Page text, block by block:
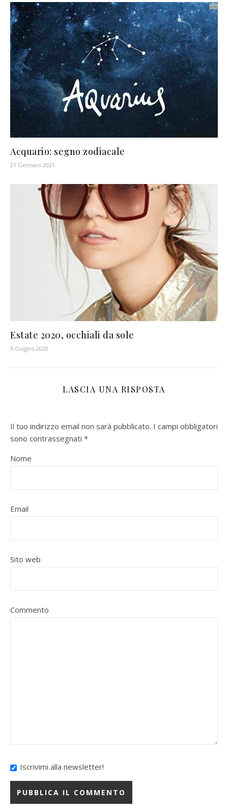
Acquario: segno zodiacale
21 Gennaio 2021
Estate 2020, occhiali da sole
5 Giugno 2020
LASCIA UNA RISPOSTA
Il tuo indirizzo email non sarà pubblicato. I campi obbligatori
sono contrassegnati *
Nome
Email
Sito web
Commento
Iscrivimi alla newsletter!